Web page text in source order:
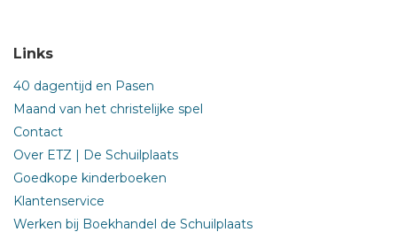
Links
40 dagentijd en Pasen
Maand van het christelijke spel
Contact
Over ETZ | De Schuilplaats
Goedkope kinderboeken
Klantenservice
Werken bij Boekhandel de Schuilplaats